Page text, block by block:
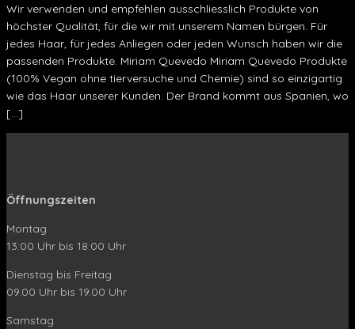
Wir verwenden und empfehlen ausschliesslich Produkte von
höchster Qualität, für die wir mit unserem Namen bürgen. Für
jedes Haar, für jedes Anliegen oder jeden Wunsch haben wir die
passenden Produkte. Miriam Quevedo Miriam Quevedo Produkte
(100% Vegan ohne tierversuche und Chemie) sind so einzigartig
wie das Haar unserer Kunden. Der Brand kommt aus Spanien, wo
[…]
Öffnungszeiten
Montag
13:00 Uhr bis 18:00 Uhr
Dienstag bis Freitag
09.00 Uhr bis 19.00 Uhr
Samstag